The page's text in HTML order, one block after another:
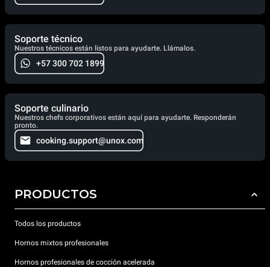
Soporte técnico
Nuestros técnicos están listos para ayudarte. Llámalos.
+57 300 702 1899
Soporte culinario
Nuestros chefs corporativos están aquí para ayudarte. Responderán
pronto.
cooking.support@unox.com
PRODUCTOS
Todos los productos
Hornos mixtos profesionales
Hornos profesionales de cocción acelerada